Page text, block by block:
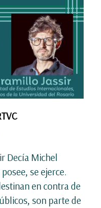
Decía Michel
se ejerce.
en contra de
son parte de